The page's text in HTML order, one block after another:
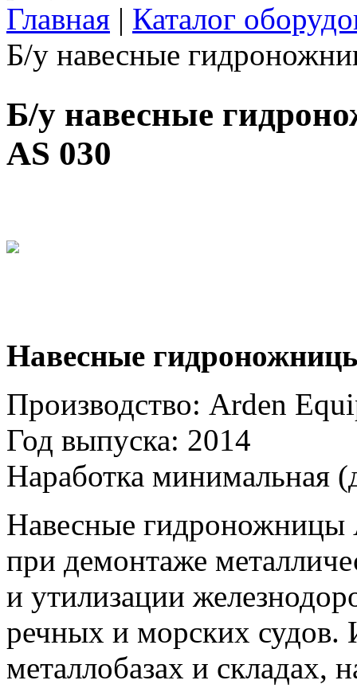
Вы здесь
Главная | Каталог
Б/у навесные
Б/у навесные
AS 030
Навесные
Производство: Arden
Год выпуска: 2014
Наработка минимальная
Навесные гидроножницы
при демонтаже
и утилизации
речных и морских судов.
металлобазах и складах,